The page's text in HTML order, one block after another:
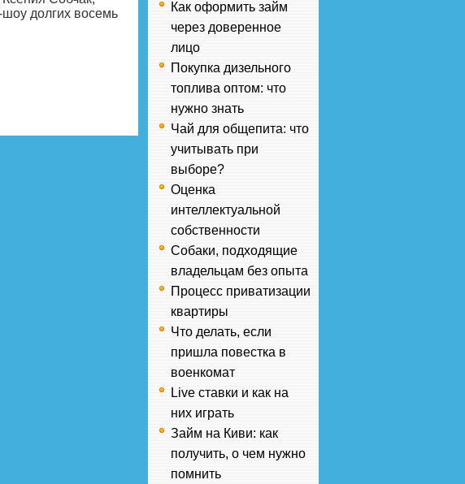
долгих восемь
Как оформить займ
через доверенное
лицо
Покупка дизельного
топлива оптом: что
нужно знать
Чай для общепита: что
учитывать при
выборе?
Оценка
интеллектуальной
собственности
Собаки, подходящие
владельцам без опыта
Процесс приватизации
квартиры
Что делать, если
пришла повестка в
военкомат
Live ставки и как на
них играть
Займ на Киви: как
получить, о чем нужно
помнить